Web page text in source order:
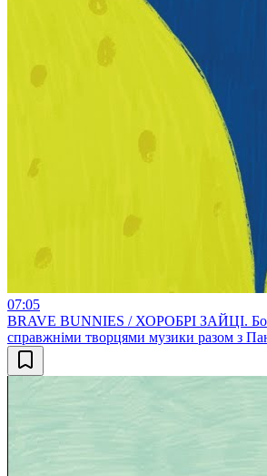
07:05
BRAVE BUNNIES / ХОРОБРІ ЗАЙЦІ.
справжніми творцями музики разом з